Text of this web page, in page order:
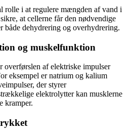
rolle i at regulere mængden af vand i
at cellerne får den nødvendige
dehydrering og overhydrering.
og muskelfunktion
overførslen af elektriske impulser
eksempel er natrium og kalium
der styrer
elektrolytter kan musklerne
kramper.